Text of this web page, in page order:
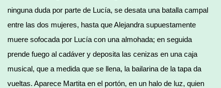
ninguna duda por parte de Lucía, se desata una batalla campal
entre las dos mujeres, hasta que Alejandra supuestamente
muere sofocada por Lucía con una almohada; en seguida
prende fuego al cadáver y deposita las cenizas en una caja
musical, que a medida que se llena, la bailarina de la tapa da
vueltas. Aparece Martita en el portón, en un halo de luz, quien